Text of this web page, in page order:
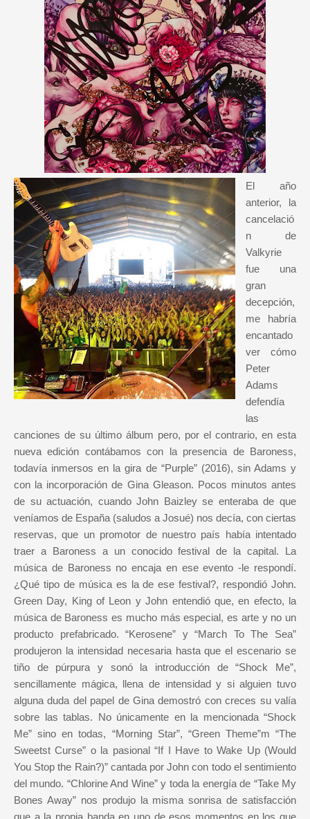
El año
anterior, la
cancelació
n de
Valkyrie
fue una
gran
decepción,
me habría
encantado
ver cómo
Peter
Adams
defendía
las
canciones de su último álbum pero, por el contrario, en esta
nueva edición contábamos con la presencia de Baroness,
todavía inmersos en la gira de “Purple” (2016), sin Adams y
con la incorporación de Gina Gleason. Pocos minutos antes
de su actuación, cuando John Baizley se enteraba de que
veníamos de España (saludos a Josué) nos decía, con ciertas
reservas, que un promotor de nuestro país había intentado
traer a Baroness a un conocido festival de la capital. La
música de Baroness no encaja en ese evento -le respondí.
¿Qué tipo de música es la de ese festival?, respondió John.
Green Day, King of Leon y John entendió que, en efecto, la
música de Baroness es mucho más especial, es arte y no un
producto prefabricado. “Kerosene” y “March To The Sea”
produjeron la intensidad necesaria hasta que el escenario se
tiño de púrpura y sonó la introducción de “Shock Me”,
sencillamente mágica, llena de intensidad y si alguien tuvo
alguna duda del papel de Gina demostró con creces su valía
sobre las tablas. No únicamente en la mencionada “Shock
Me” sino en todas, “Morning Star”, “Green Theme”m “The
Sweetst Curse” o la pasional “If I Have to Wake Up (Would
You Stop the Rain?)” cantada por John con todo el sentimiento
del mundo. “Chlorine And Wine” y toda la energía de “Take My
Bones Away” nos produjo la misma sonrisa de satisfacción
que a la propia banda en uno de esos momentos en los que